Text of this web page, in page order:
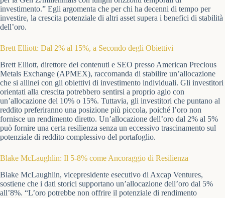
investimento.” Egli argomenta che per chi ha decenni di tempo per
investire, la crescita potenziale di altri asset supera i benefici di stabilità
dell’oro.
Brett Elliott: Dal 2% al 15%, a Secondo degli Obiettivi
Brett Elliott, direttore dei contenuti e SEO presso American Precious
Metals Exchange (APMEX), raccomanda di stabilire un’allocazione
che si allinei con gli obiettivi di investimento individuali. Gli investitori
orientati alla crescita potrebbero sentirsi a proprio agio con
un’allocazione del 10% o 15%. Tuttavia, gli investitori che puntano al
reddito preferiranno una posizione più piccola, poiché l’oro non
fornisce un rendimento diretto. Un’allocazione dell’oro dal 2% al 5%
può fornire una certa resilienza senza un eccessivo trascinamento sul
potenziale di reddito complessivo del portafoglio.
Blake McLaughlin: Il 5-8% come Ancoraggio di Resilienza
Blake McLaughlin, vicepresidente esecutivo di Axcap Ventures,
sostiene che i dati storici supportano un’allocazione dell’oro dal 5%
all’8%. “L’oro potrebbe non offrire il potenziale di rendimento